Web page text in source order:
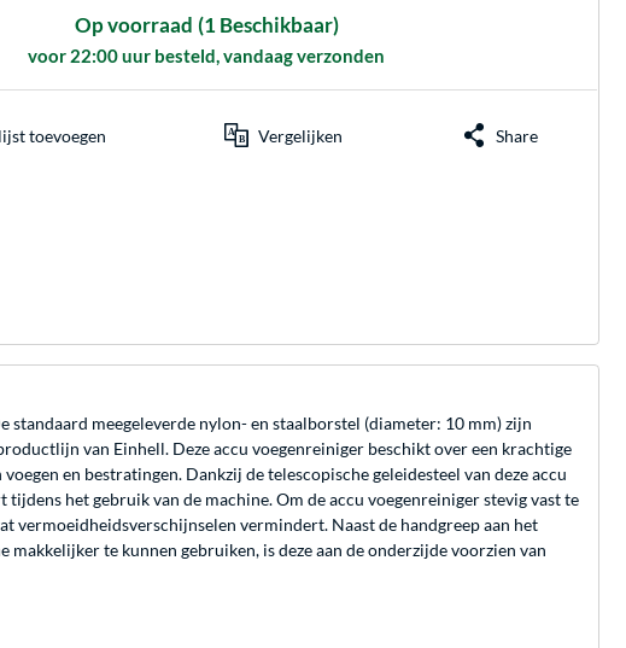
Op voorraad (1 Beschikbaar)
voor 22:00 uur besteld, vandaag verzonden
toevoegen Vergelijken Share
standaard meegeleverde nylon- en staalborstel (diameter: 10 mm) zijn
van Einhell. Deze accu voegenreiniger beschikt over een krachtige
en bestratingen. Dankzij de telescopische geleidesteel van deze accu
het gebruik van de machine. Om de accu voegenreiniger stevig vast te
vermoeidheidsverschijnselen vermindert. Naast de handgreep aan het
te kunnen gebruiken, is deze aan de onderzijde voorzien van